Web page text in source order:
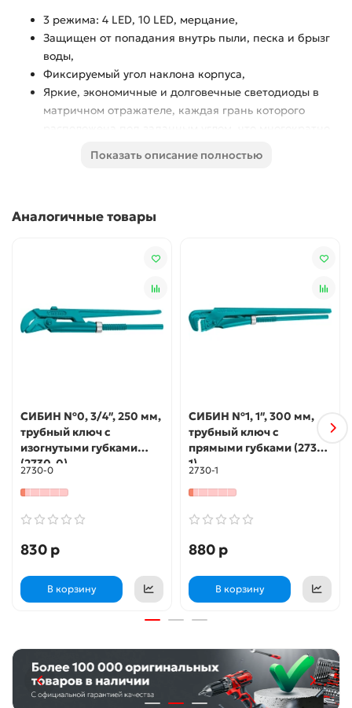
3 режима: 4 LED, 10 LED, мерцание,
Защищен от попадания внутрь пыли, песка и брызг
воды,
Фиксируемый угол наклона корпуса,
Яркие, экономичные и долговечные светодиоды в
матричном отражателе, каждая грань которого
Идеально подходит для работы и активного отдыха,
Используется для четкого акцентированного освещения в
помещениях и на улице
Показать описание полностью
Аналогичные товары
СИБИН №0, 3/4″, 250 мм,
трубный ключ с
изогнутыми губками
(2730-0)
2730-0
830 р
В корзину
СИБИН №1, 1″, 300 мм,
трубный ключ с
прямыми губками (2730-
1)
2730-1
880 р
В корзину